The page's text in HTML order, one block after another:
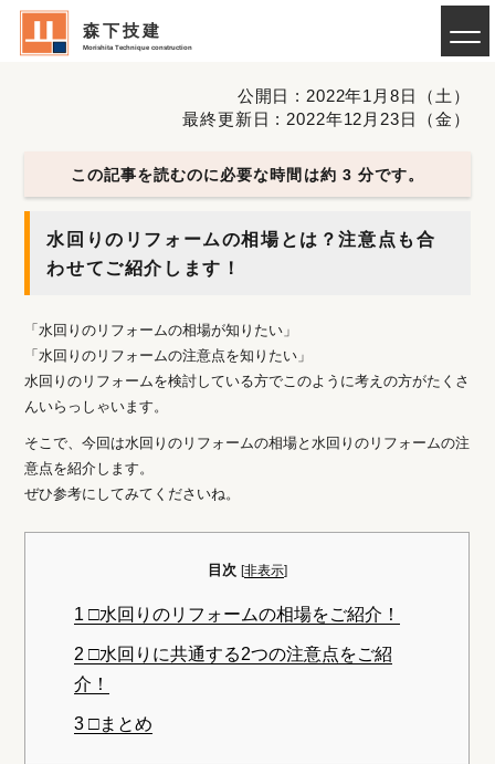
森下技建
Morishita Technique construction
公開日 : 2022年1月8日（土）
最終更新日 : 2022年12月23日（金）
この記事を読むのに必要な時間は約 3 分です。
水回りのリフォームの相場とは？注意点も合
わせてご紹介します！
「水回りのリフォームの相場が知りたい」
「水回りのリフォームの注意点を知りたい」
水回りのリフォームを検討している方でこのように考えの方がたくさ
んいらっしゃいます。
そこで、今回は水回りのリフォームの相場と水回りのリフォームの注
意点を紹介します。
ぜひ参考にしてみてくださいね。
目次 [非表示]
1 □水回りのリフォームの相場をご紹介！
2 □水回りに共通する2つの注意点をご紹
介！
3 □まとめ